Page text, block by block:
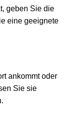
geben Sie die
eine geeignete
ankommt oder
Sie sie